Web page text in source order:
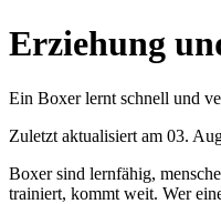
Erziehung
Ein Boxer lernt schnell und
Zuletzt aktualisiert am 03.
Boxer sind lernfähig,
trainiert, kommt weit. Wer